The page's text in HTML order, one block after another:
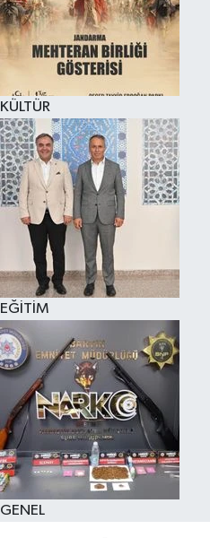
KÜLTÜR
EĞİTİM
GENEL
KÜLTÜR SANAT
MAGAZİN
SAĞLIK
SİYASET
SPOR
TEKNOLOJİ
VİZYONDAKİLER
YAŞAM